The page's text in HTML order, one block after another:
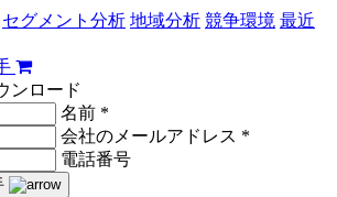
セグメント分析 地域分析 競争環境 最近
ンロード
名前 *
会社のメールアドレス *
電話番号